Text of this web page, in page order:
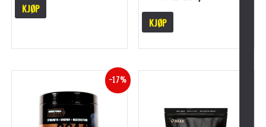
KJØP
KJØP
-17%
pris
var:
kr 299.
Nåværende
pris
er:
kr 249.
produktet
har
flere